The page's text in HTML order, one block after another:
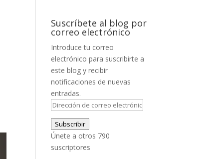
Suscríbete al blog por
correo electrónico
Introduce tu correo
electrónico para suscribirte a
este blog y recibir
notificaciones de nuevas
entradas.
Dirección
de
correo
electrónico
Subscribir
Únete a otros 790
suscriptores